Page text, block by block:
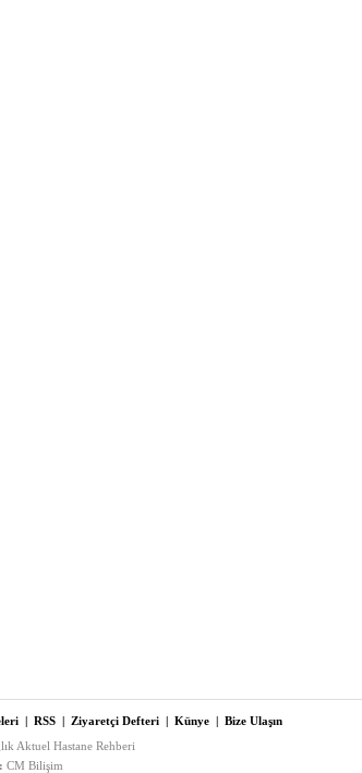
| RSS | Ziyaretçi Defteri | Künye | Bize Ulaşın
Aktuel Hastane Rehberi
CM Bilişim